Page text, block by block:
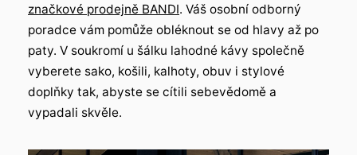
značkové prodejně BANDI. Váš osobní odborný
poradce vám pomůže obléknout se od hlavy až po
paty. V soukromí u šálku lahodné kávy společně
vyberete sako, košili, kalhoty, obuv i stylové
doplňky tak, abyste se cítili sebevědomě a
vypadali skvěle.